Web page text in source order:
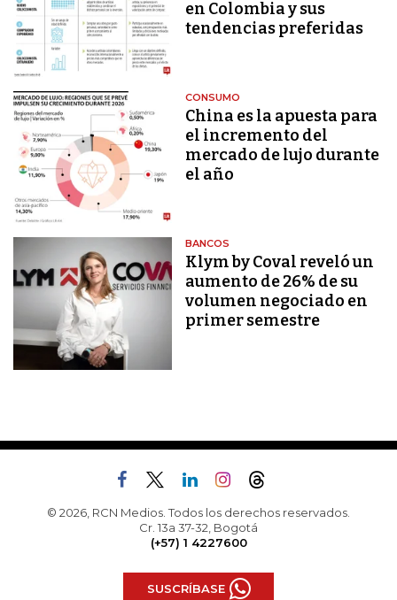
en Colombia y sus
tendencias preferidas
CONSUMO
China es la apuesta para
el incremento del
mercado de lujo durante
el año
BANCOS
Klym by Coval reveló un
aumento de 26% de su
volumen negociado en
primer semestre
© 2026, RCN Medios. Todos los derechos reservados.
Cr. 13a 37-32, Bogotá
(+57) 1 4227600
SUSCRÍBASE